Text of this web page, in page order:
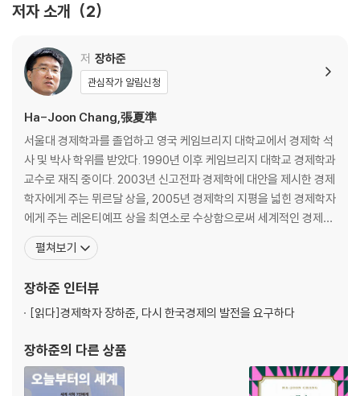
영국, 세계에 도전장을 던지다 | 영국 경제의 이중생활 | 미국, 싸움판에 들
서 배우는 올바른 교훈
3장 여섯 살 먹은 내 아들은 일자리를 구해야 한다!: 자유 무역이 언제나 정
답인가?
자유 무역은 통하지 않는다! | 이론이 나쁘면 결과도 나쁘다 | 국제 무역 시
스템과 그 불만 | 농업을 위해서 공업을 희생시키라고? | 무역은 늘리고,
이데올로기는 줄이고
위험하다’ | 국경 없는 세계가 도래했는가? | ‘자본에 의해 착취당하는 것보
다 나쁜 딱 한 가지는…’
5장 인간이 인간을 착취한다: 민간 기업은 좋고, 공기업은 나쁜가?
재판정에 선 국가 소유 | 국영 대 민영 | 국영 기업의 성공 사례 | 국영화를
저자 소개 2
저 장하준
관심작가 알림신청
Ha-Joon Chang,張夏準
서울대 경제학과를 졸업하고 영국 케임브리지 대학교에서 경제학 석
사 및 박사 학위를 받았다. 1990년 이후 케임브리지 대학교 경제학과
교수로 재직 중이다. 2003년 신고전파 경제학에 대안을 제시한 경제
학자에게 주는 뮈르달 상을, 2005년 경제학의 지평을 넓힌 경제학자
에게 주는 레온티예프 상을 최연소로 수상함으로써 세계적인 경제학
자로 명성을 얻었다. 2014년에는 영국의 정치 평론지 《프로스펙트P
ROSPECT》가 매년 선정하는 ‘올해의 사상가 50인’ 중 9위에 오르
User’s Guide》, 《그들이 말하
펼쳐보기
장하준 인터뷰
[읽다]경제학자 장하준, 다시 한국경제의 발전을 요구하다
장하준의 다른 상품